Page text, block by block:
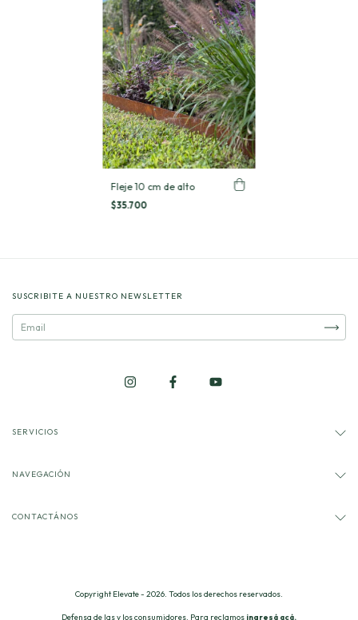
Fleje 10 cm de alto
$35.700
SUSCRIBITE A NUESTRO NEWSLETTER
SERVICIOS
NAVEGACIÓN
CONTACTÁNOS
Copyright Elevate - 2026. Todos los derechos reservados.
Defensa de las y los consumidores. Para reclamos ingresá acá.